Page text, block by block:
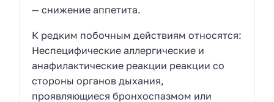
— снижение аппетита.
К редким побочным действиям относятся:
Неспецифические аллергические и
анафилактические реакции реакции со
стороны органов дыхания,
проявляющиеся бронхоспазмом или